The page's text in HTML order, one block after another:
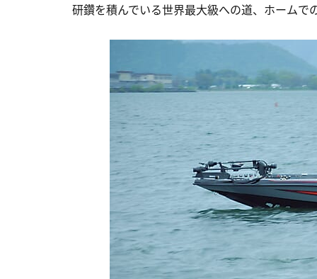
研鑽を積んでいる世界最大級への道、ホーム